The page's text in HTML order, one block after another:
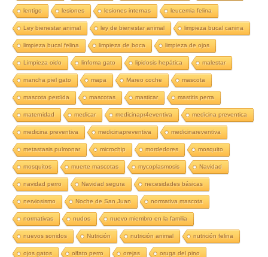
lentigo lesiones lesiones internas leucemia felina
Ley bienestar animal ley de bienestar animal limpieza bucal canina
limpieza bucal felina limpieza de boca limpieza de ojos
Limpieza oido linfoma gato lipidosis hepática malestar
mancha piel gato mapa Mareo coche mascota
mascota perdida mascotas masticar mastitis perra
maternidad medicar medicinapr4eventiva medicina preventica
medicina preventiva medicinapreventiva medicinareventiva
metastasis pulmonar microchip mordedores mosquito
mosquitos muerte mascotas mycoplasmosis Navidad
navidad perro Navidad segura necesidades básicas
nerviosismo Noche de San Juan normativa mascota
normativas nudos nuevo miembro en la familia
nuevos sonidos Nutrición nutrición animal nutrición felina
ojos gatos olfato perro orejas oruga del pino